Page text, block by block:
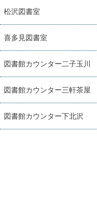
松沢図書室
喜多見図書室
図書館カウンター二子玉川
図書館カウンター三軒茶屋
図書館カウンター下北沢